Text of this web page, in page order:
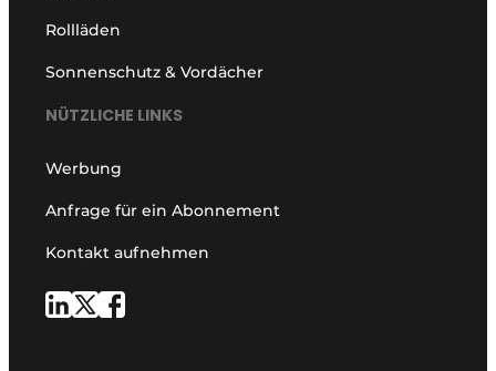
Rollläden
Sonnenschutz & Vordächer
NÜTZLICHE LINKS
Werbung
Anfrage für ein Abonnement
Kontakt aufnehmen